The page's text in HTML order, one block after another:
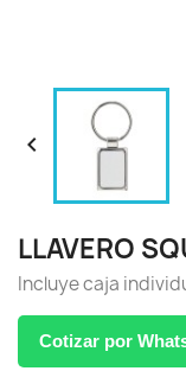

LLAVERO
Incluye caja
Cotizar por